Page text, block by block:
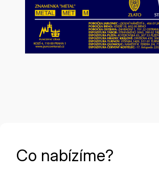
Co nabízíme?